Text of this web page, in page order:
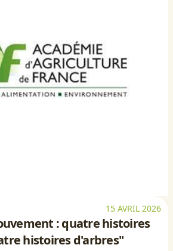
15 AVRIL 2026
: quatre histoires
histoires d'arbres"